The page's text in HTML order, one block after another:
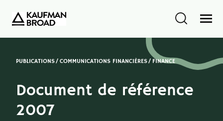
PUBLICATIONS COMMUNICATIONS FINANCIÈRES FINANCE
Document de référence
2007